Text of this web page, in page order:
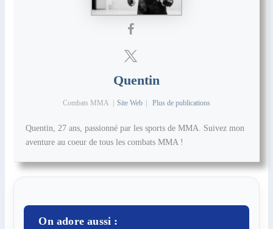
Quentin
Combats MMA | Site Web | Plus de publications
Quentin, 27 ans, passionné par les sports de MMA. Suivez mon
aventure au coeur de tous les combats MMA !
On adore aussi :